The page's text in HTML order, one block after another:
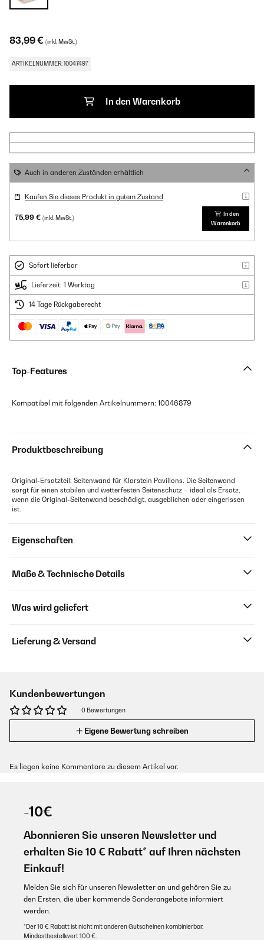
83,99 € (inkl. MwSt.)
ARTIKELNUMMER: 10047497
In den Warenkorb
Auch in anderen Zuständen erhältlich
Kaufen Sie dieses Produkt in gutem Zustand
75,99 € (inkl. MwSt.)
In den
Warenkorb
Sofort lieferbar
Lieferzeit: 1 Werktag
14 Tage Rückgaberecht
Top-Features
Kompatibel mit folgenden Artikelnummern: 10046879
Produktbeschreibung
Original-Ersatzteil: Seitenwand für Klarstein Pavillons. Die Seitenwand
sorgt für einen stabilen und wetterfesten Seitenschutz – ideal als Ersatz,
wenn die Original-Seitenwand beschädigt, ausgeblichen oder eingerissen
ist.
Eigenschaften
Maße & Technische Details
Was wird geliefert
Lieferung & Versand
Kundenbewertungen
0 Bewertungen
Eigene Bewertung schreiben
Es liegen keine Kommentare zu diesem Artikel vor.
-10€
Abonnieren Sie unseren Newsletter und
erhalten Sie 10 € Rabatt* auf Ihren nächsten
Einkauf!
Melden Sie sich für unseren Newsletter an und gehören Sie zu
den Ersten, die über kommende Sonderangebote informiert
werden.
*Der 10 € Rabatt ist nicht mit anderen Gutscheinen kombinierbar.
Mindestbestellwert 100 €.